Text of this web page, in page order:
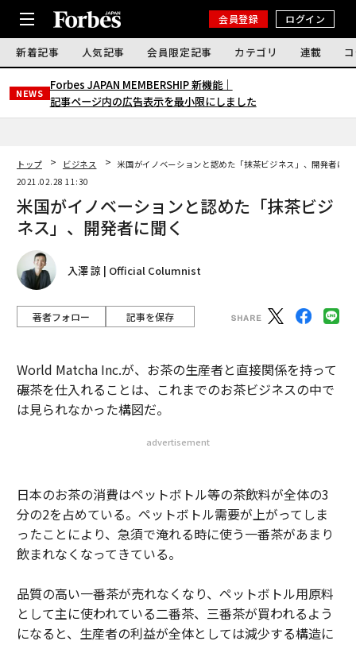
会員登録 ログイン
新着記事 人気記事 会員限定記事 カテゴリ 連載
NEWS
Forbes JAPAN MEMBERSHIP 新機能｜
記事ページ内の広告表示を最小限にしました
トップ ビジネス
米国がイノベーションと認めた「抹茶ビジネス」、開発者に聞
2021.02.28 11:30
米国がイノベーションと認めた「抹茶ビジ
ネス」、開発者に聞く
入澤 諒 | Official Columnist
著者フォロー 記事を保存
World Matcha Inc.が、お茶の生産者と直接関係を持って
碾茶を仕入れることは、これまでのお茶ビジネスの中で
は見られなかった構図だ。
advertisement
日本のお茶の消費はペットボトル等の茶飲料が全体の3
分の2を占めている。ペットボトル需要が上がってしま
ったことにより、急須で淹れる時に使う一番茶があまり
飲まれなくなってきている。
品質の高い一番茶が売れなくなり、ペットボトル用原料
として主に使われている二番茶、三番茶が買われるよう
になると、生産者の利益が全体としては減少する構造に